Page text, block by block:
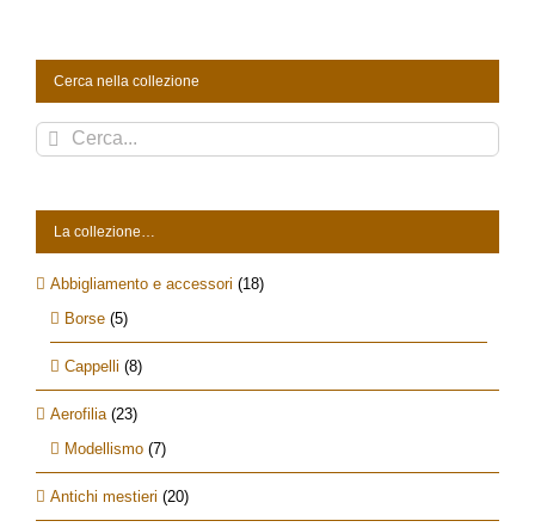
Cerca nella collezione
Cerca
per:
La collezione…
Abbigliamento e accessori (18)
Borse (5)
Cappelli (8)
Aerofilia (23)
Modellismo (7)
Antichi mestieri (20)